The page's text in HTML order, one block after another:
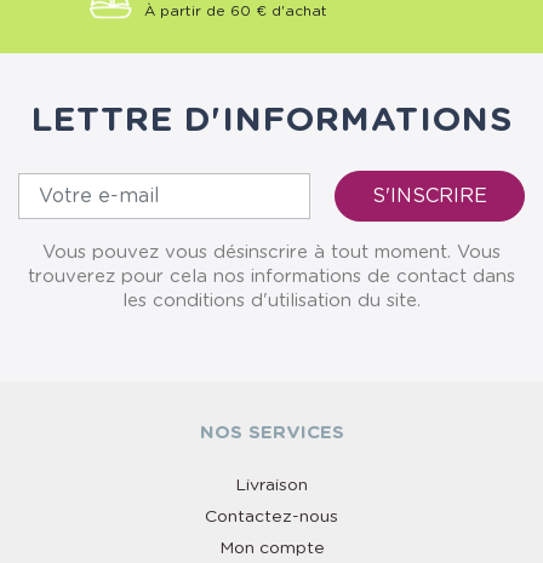
À partir de 60 € d'achat
LETTRE D'INFORMATIONS
Vous pouvez vous désinscrire à tout moment. Vous
trouverez pour cela nos informations de contact dans
les conditions d'utilisation du site.
NOS SERVICES
Livraison
Contactez-nous
Mon compte